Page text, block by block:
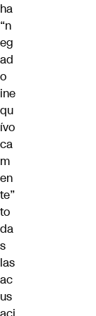
ha
“n
eg
ad
o
ine
qu
ívo
ca
m
en
te”
to
da
s
las
ac
us